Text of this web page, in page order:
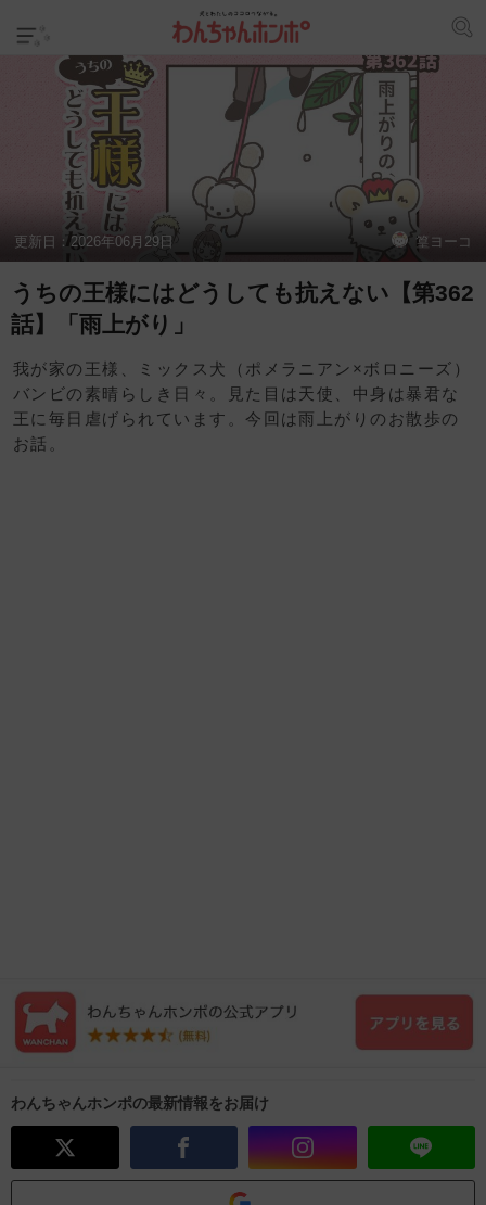
更新日： 2026年06月29日 篁ヨーコ
うちの王様にはどうしても抗えない【第362
話】「雨上がり」
我が家の王様、ミックス犬（ポメラニアン×ボロニーズ）
バンビの素晴らしき日々。見た目は天使、中身は暴君な
王に毎日虐げられています。今回は雨上がりのお散歩の
お話。
わんちゃんホンポの最新情報をお届け